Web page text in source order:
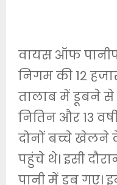
वायस ऑफ
निगम की 12
तालाब में डूबने से
नितिन और 13
दोनों बच्चे खेलने
पहुंचे थे। इसी
पानी में डूब गए।